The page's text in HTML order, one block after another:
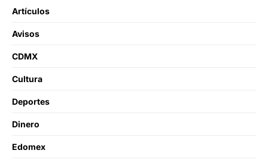
Artículos
Avisos
CDMX
Cultura
Deportes
Dinero
Edomex